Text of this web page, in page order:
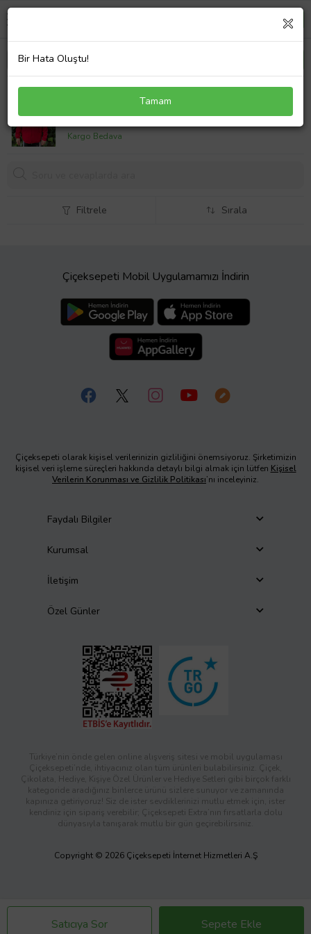
ERKEK ÇOCUK POLARLI IŞIKLI ÖRÜMCEK ADAM
HIRKA,ERKEK ÇOCUK HIRKA,POLARLI HIRKA,
1449,00 TL
Kargo Bedava
Satıcıya Sor Sepete Ekle
Filtrele Sırala
Çiçeksepeti Mobil Uygulamamızı İndirin
Çiçeksepeti olarak kişisel verilerinizin gizliliğini önemsiyoruz. Şirketimizin
kişisel veri işleme süreçleri hakkında detaylı bilgi almak için lütfen Kişisel
Verilerin Korunması ve Gizlilik Politikası’nı inceleyiniz.
Faydalı Bilgiler
Kurumsal
İletişim
Özel Günler
Türkiye’nin önde gelen online alışveriş sitesi ve mobil uygulaması
Çiçeksepeti’nde, ihtiyacınız olan tüm ürünleri bulabilirsiniz. Çiçek,
Çikolata, Hediye, Kişiye Özel Ürünler ve Hediye Setleri gibi birçok farklı
kategoride aradığınız binlerce ürünü sizlere sunuyor ve zamanında
kapınıza getiriyoruz! Siz de ister sevdiklerinizi mutlu etmek için, ister
kendiniz için sipariş verebilir; Çiçeksepeti Extra’nın fırsatlarla dolu
dünyasıyla tanışarak mutlu bir gün geçirebilirsiniz.
Copyright © 2026 Çiçeksepeti İnternet Hizmetleri A.Ş
Bir Hata Oluştu!
Tamam